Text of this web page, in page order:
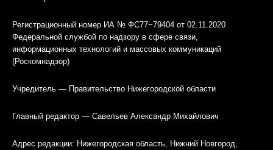
Регистрационный номер ИА № ФС77−79404 от 02.11.2020
Федеральной службой по надзору в сфере связи,
информационных технологий и массовых коммуникаций
(Роскомнадзор)
Учредитель — Правительство Нижегородской области
Главный редактор — Савельев Александр Михайлович
Адрес редакции: Нижегородская область, Нижний Новгород,